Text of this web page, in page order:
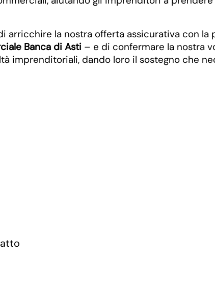
arricchire la nostra offerta assicurativa con
Banca di Asti – e di confermare la nostra
imprenditoriali, dando loro il sostegno che